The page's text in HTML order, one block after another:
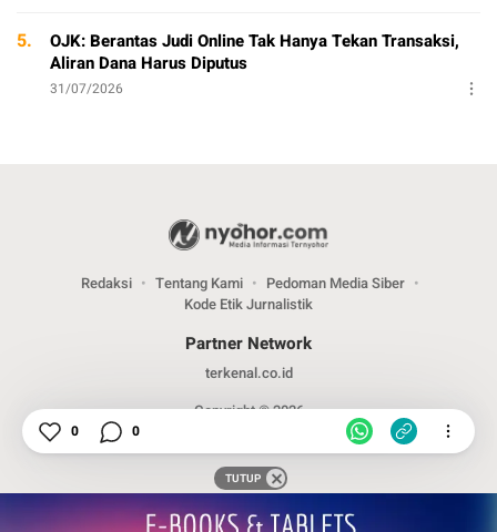
5.
OJK: Berantas Judi Online Tak Hanya Tekan Transaksi,
Aliran Dana Harus Diputus
31/07/2026
Redaksi Tentang Kami
Pedoman Media Siber
Kode Etik Jurnalistik
Partner Network
terkenal.co.id
Copyright © 2026
0 0
TUTUP